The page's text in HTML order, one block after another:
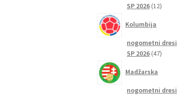
SP 2026 1212
Kolumbija
nogometni dresi
SP 2026 4747
Madžarska
nogometni dresi